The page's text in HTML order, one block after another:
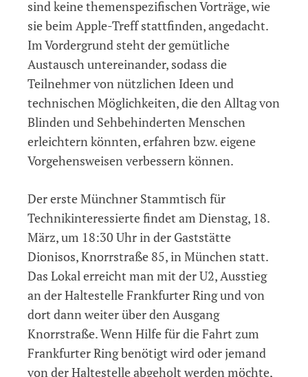
sind keine themenspezifischen Vorträge, wie
sie beim Apple-Treff stattfinden, angedacht.
Im Vordergrund steht der gemütliche
Austausch untereinander, sodass die
Teilnehmer von nützlichen Ideen und
technischen Möglichkeiten, die den Alltag von
Blinden und Sehbehinderten Menschen
erleichtern könnten, erfahren bzw. eigene
Vorgehensweisen verbessern können.
Der erste Münchner Stammtisch für
Technikinteressierte findet am Dienstag, 18.
März, um 18:30 Uhr in der Gaststätte
Dionisos, Knorrstraße 85, in München statt.
Das Lokal erreicht man mit der U2, Ausstieg
an der Haltestelle Frankfurter Ring und von
dort dann weiter über den Ausgang
Knorrstraße. Wenn Hilfe für die Fahrt zum
Frankfurter Ring benötigt wird oder jemand
von der Haltestelle abgeholt werden möchte,